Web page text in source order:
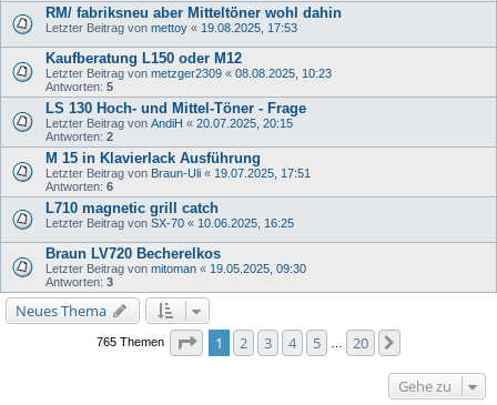
RM/ fabriksneu aber Mitteltöner wohl dahin
Letzter Beitrag von mettoy « 19.08.2025, 17:53
Kaufberatung L150 oder M12
Letzter Beitrag von metzger2309 « 08.08.2025, 10:23
Antworten: 5
LS 130 Hoch- und Mittel-Töner - Frage
Letzter Beitrag von AndiH « 20.07.2025, 20:15
Antworten: 2
M 15 in Klavierlack Ausführung
Letzter Beitrag von Braun-Uli « 19.07.2025, 17:51
Antworten: 6
L710 magnetic grill catch
Letzter Beitrag von SX-70 « 10.06.2025, 16:25
Braun LV720 Becherelkos
Letzter Beitrag von mitoman « 19.05.2025, 09:30
Antworten: 3
Neues Thema
765 Themen Seite von
1 2 3 4 5 20
Gehe zu